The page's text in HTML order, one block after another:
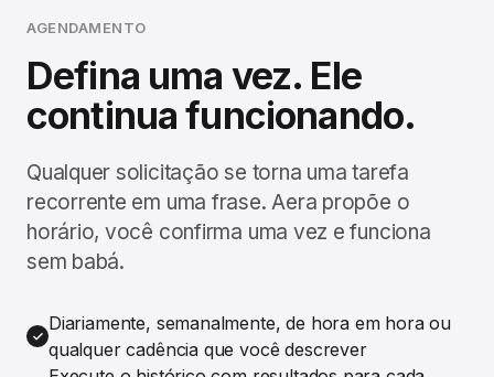
AGENDAMENTO
Defina uma vez. Ele
continua funcionando.
Qualquer solicitação se torna uma tarefa
recorrente em uma frase. Aera propõe o
horário, você confirma uma vez e funciona
sem babá.
Diariamente, semanalmente, de hora em hora ou
qualquer cadência que você descrever